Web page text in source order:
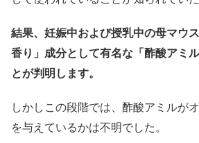
結果、妊娠中および授乳中の母マウ
香り」成分として有名な「酢酸アミ
とが判明します。
しかしこの段階では、酢酸アミルが
を与えているかは不明でした。